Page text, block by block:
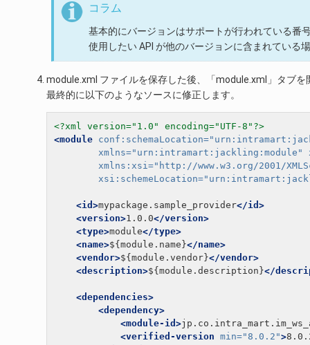
コラム
基本的にバージョンはサポートが行われている番
使用したい API が他のバージョンに含まれている
module.xml ファイルを保存した後、「module.xml」タブを
最終的に以下のようなソースに修正します。
<?xml version="1.0" encoding="UTF-8"?>
<module conf:schemaLocation=
xmlns="urn:intramart:jackling:module"
xmlns:xsi="http://www.w3.org/2001/
xsi:schemeLocation=
<id>mypackage.sample_provider</id>
<version>1.0.0</version>
<type>module</type>
<name>${module.name}</name>
<vendor>${module.vendor}</vendor>
<description>${module.description}</
<dependencies>
<dependency>
<module-id>
<verified-version min="8.0.2">